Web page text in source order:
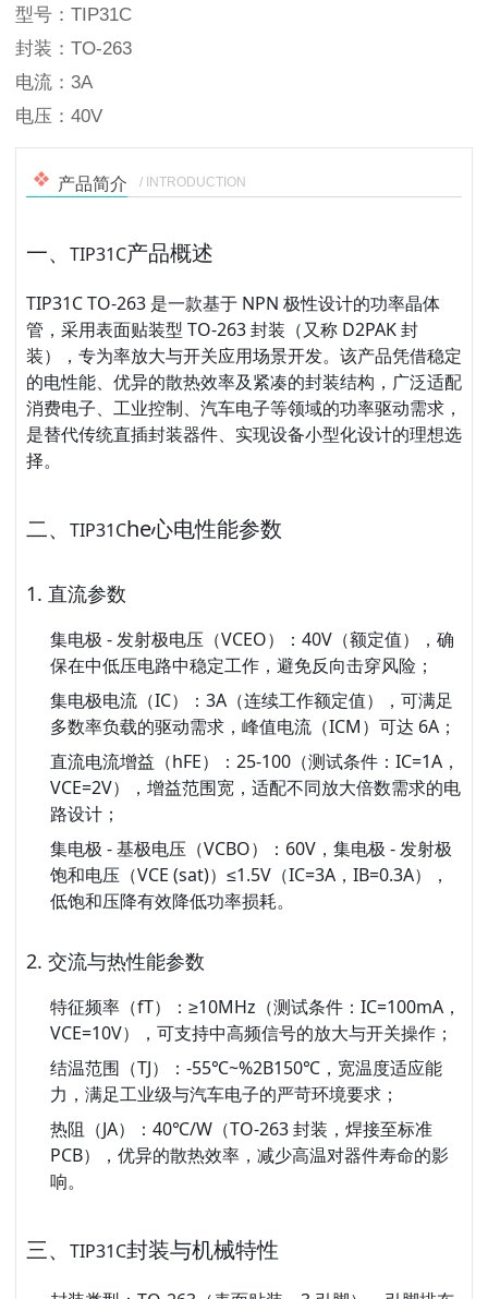
型号：TIP31C
封装：TO-263
电流：3A
电压：40V
产品简介 / INTRODUCTION
一、 TIP31C产品概述
TIP31C TO-263 是一款基于 NPN 极性设计的功率晶体
管 ，采用表面贴装型 TO-263 封装（又称 D2PAK 封
装），专为率放大与开关应用场景开发。该产品凭借稳定
的电性能、优异的散热效率及紧凑的封装结构，广泛适配
消费电子、工业控制、汽车电子等领域的功率驱动需求，
是替代传统直插封装器件、实现设备小型化设计的理想选
择。
二、 TIP31Che心电性能参数
1. 直流参数
集电极 - 发射极电压（VCEO）
：40V（额定值），确
保在中低压电路中稳定工作，避免反向击穿风险；
集电极电流（IC）
：3A（连续工作额定值），可满足
多数率负载的驱动需求，峰值电流（ICM）可达 6A；
直流电流增益（hFE）
：25-100（测试条件：IC=1A，
VCE=2V），增益范围宽，适配不同放大倍数需求的电
路设计；
集电极 - 基极电压（VCBO）
：60V，集电极 - 发射极
饱和电压（VCE (sat)）≤1.5V（IC=3A，IB=0.3A），
低饱和压降有效降低功率损耗。
2. 交流与热性能参数
特征频率（fT）
：≥10MHz（测试条件：IC=100mA，
VCE=10V），可支持中高频信号的放大与开关操作；
结温范围（TJ）
：-55℃~%2B150℃，宽温度适应能
力，满足工业级与汽车电子的严苛环境要求；
热阻（JA）
：40℃/W（TO-263 封装，焊接至标准
PCB），优异的散热效率，减少高温对器件寿命的影
响。
三、 TIP31C封装与机械特性